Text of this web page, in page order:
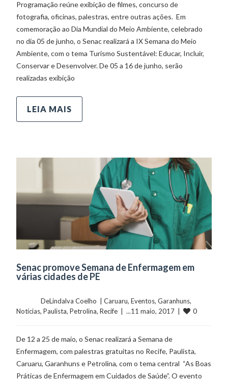
Programação reúne exibição de filmes, concurso de
fotografia, oficinas, palestras, entre outras ações. Em
comemoração ao Dia Mundial do Meio Ambiente, celebrado
no dia 05 de junho, o Senac realizará a IX Semana do Meio
Ambiente, com o tema Turismo Sustentável: Educar, Incluir,
Conservar e Desenvolver. De 05 a 16 de junho, serão
realizadas exibição
LEIA MAIS
Senac promove Semana de Enfermagem em
várias cidades de PE
	    	DeLindalva Coelho  |
Caruaru, Eventos, Garanhuns
Notícias, Paulista, Petrolina, Recife
  |  ...11 maio, 2017  |
0
De 12 a 25 de maio, o Senac realizará a Semana de
Enfermagem, com palestras gratuitas no Recife, Paulista,
Caruaru, Garanhuns e Petrolina, com o tema central “As Boas
Práticas de Enfermagem em Cuidados de Saúde”. O evento